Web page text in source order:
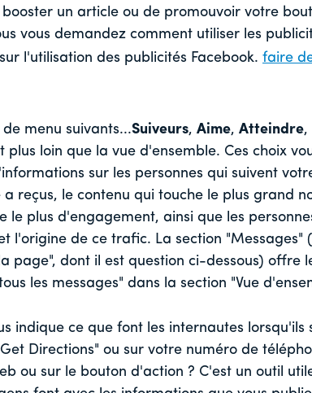
booster un article ou de promouvoir votre
vous demandez comment utiliser les
l'utilisation des publicités Facebook. faire
menu suivants...Suiveurs, Aime, Atteindre,
plus loin que la vue d'ensemble. Ces choix
sur les personnes qui suivent
a reçus, le contenu qui touche le plus grand
le plus d'engagement, ainsi que les
l'origine de ce trafic. La section "Messages"
page", dont il est question ci-dessous) offre
les messages" dans la section "Vue
indique ce que font les internautes lorsqu'ils
Directions" ou sur votre numéro de
ou sur le bouton d'action ? C'est un outil